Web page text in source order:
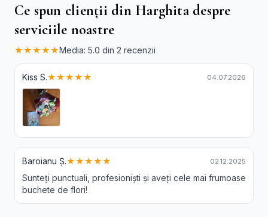
Ce spun clienții din Harghita despre
serviciile noastre
★★★★★Media: 5.0 din 2 recenzii
Kiss S.★★★★★ 04.07.2026
Baroianu Ș.★★★★★ 02.12.2025
Sunteți punctuali, profesioniști și aveți cele mai frumoase
buchete de flori!